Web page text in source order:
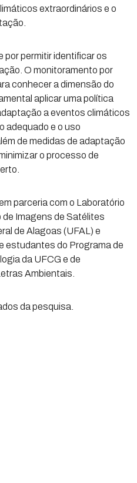
extraordinários e o
por permitir identificar os
O monitoramento por
conhecer a dimensão do
aplicar uma política
a eventos climáticos
adequado e o uso
de medidas de adaptação
o processo de
parceria com o Laboratório
Imagens de Satélites
de Alagoas (UFAL) e
estudantes do Programa de
da UFCG e de
Ambientais.
da pesquisa.